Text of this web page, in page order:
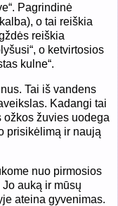
Pagrindinė
o tai reiškia
reiškia
o ketvirtosios
kulne“.
Tai iš vandens
Kadangi tai
ožkos žuvies uodega
prisikėlimą ir naują
nuo pirmosios
auką ir mūsų
ateina gyvenimas.